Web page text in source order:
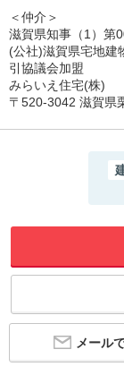
＜仲介＞
滋賀県知事（1）第
(公社)滋賀県宅地建
引協議会加盟
みらいえ住宅(株)
〒520-3042 滋賀県
メール